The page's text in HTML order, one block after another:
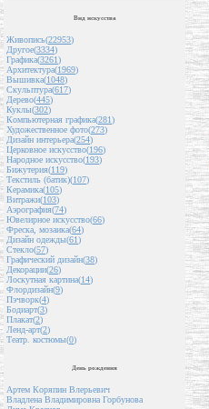
Вид искусства
Живопись(22953)
Другое(3334)
Графика(3261)
Архитектура(1969)
Вышивка(1048)
Скульптура(617)
Дерево(445)
Куклы(302)
Компьютерная графика(281)
Художественное фото(273)
Дизайн интерьера(254)
Церковное искусство(196)
Народное искусство(193)
Бижутерия(119)
Текстиль (батик)(107)
Керамика(105)
Витражи(103)
Аэрография(74)
Ювелирное искусство(66)
Фреска, мозаика(64)
Дизайн одежды(61)
Стекло(57)
Графический дизайн(38)
Декорации(26)
Лоскутная картина(14)
Флордизайн(9)
Пэчворк(4)
Бодиарт(3)
Плакат(2)
Ленд-арт(2)
Театр. костюмы(0)
День рождения
Артем Коряпин Влерьевич
Владлена Владимировна Горбунова